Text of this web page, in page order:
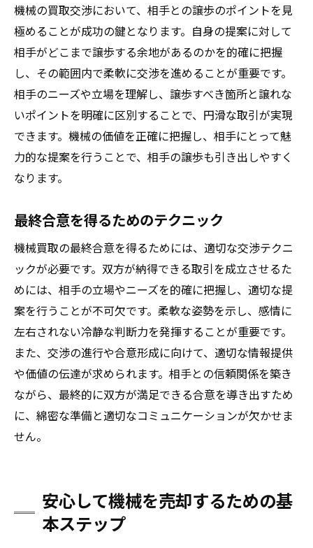
機械の買取交渉において、相手との譲歩のポイントを見
極めることが成功の鍵となります。自身の提案に対して
相手がどこまで譲歩する余地があるのかを的確に把握
し、その範囲内で柔軟に交渉を進めることが重要です。
相手のニーズや立場を理解し、譲歩すべき箇所と譲れな
いポイントを明確に区別することで、円滑な取引が実現
できます。機械の価値を正確に把握し、相手にとって魅
力的な提案を行うことで、相手の譲歩も引き出しやすく
なります。
最終合意を得るためのテクニック
機械買取の最終合意を得るためには、適切な交渉テクニ
ックが必要です。双方が納得できる取引を成立させるた
めには、相手の立場やニーズを的確に把握し、適切な提
案を行うことが不可欠です。柔軟な姿勢を示し、感情に
左右されない冷静な判断力を発揮することが重要です。
また、交渉の進行や合意形成に向けて、適切な情報提供
や価値の伝達が求められます。相手との信頼関係を築き
ながら、最終的に双方が満足できる合意を導き出すため
に、綿密な準備と適切なコミュニケーションが欠かせま
せん。
安心して機械を売却するための基
本ステップ